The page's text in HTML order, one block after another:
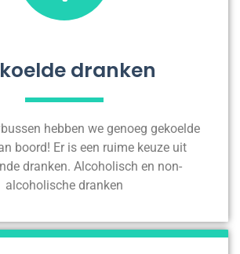
dranken
hebben we genoeg gekoelde
boord! Er is een ruime keuze uit
dranken. Alcoholisch en non-
alcoholische dranken